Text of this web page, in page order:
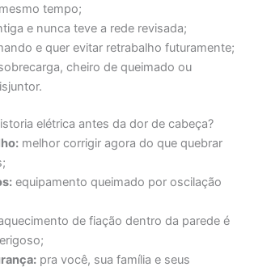
tempo;
e nunca teve a rede revisada;
e quer evitar retrabalho futuramente;
cheiro de queimado ou
elétrica antes da dor de cabeça?
melhor corrigir agora do que quebrar
equipamento queimado por oscilação
de fiação dentro da parede é
pra você, sua família e seus